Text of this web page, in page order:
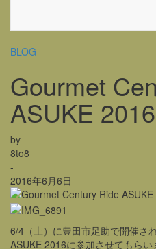
BLOG
Gourmet
ASUKE 2016
by
8to8
-
2016年6月6日
6/4（土）に豊田市足助で開催さ
ASUKE 2016に参加させてもらい